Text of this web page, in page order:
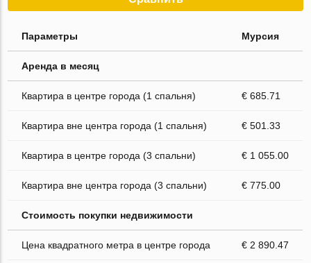
Параметры Мурсия
Аренда в месяц
Квартира в центре города (1 спальня) € 685.71
Квартира вне центра города (1 спальня) € 501.33
Квартира в центре города (3 спальни) € 1 055.00
Квартира вне центра города (3 спальни) € 775.00
Стоимость покупки недвижимости
Цена квадратного метра в центре города € 2 890.47